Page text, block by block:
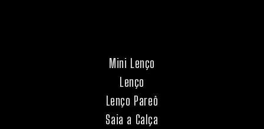
Mini Lenço
Lenço
Lenço Pareô
Saia a Calça